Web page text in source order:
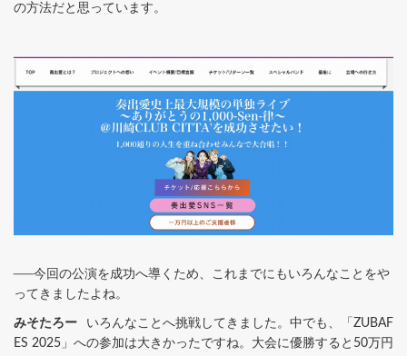
の方法だと思っています。
──今回の公演を成功へ導くため、これまでにもいろんなことをや
ってきましたよね。
みそたろー
いろんなことへ挑戦してきました。中でも、「ZUBAF
ES 2025」への参加は大きかったですね。大会に優勝すると50万円